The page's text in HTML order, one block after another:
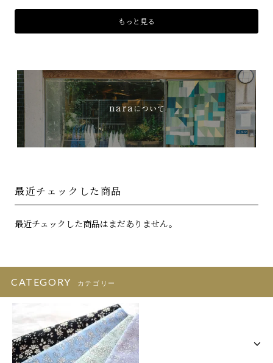
もっと見る
最近チェックした商品
最近チェックした商品はまだありません。
CATEGORY カテゴリー